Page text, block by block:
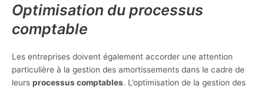
Optimisation du processus
comptable
Les entreprises doivent également accorder une attention
particulière à la gestion des amortissements dans le cadre de
leurs processus comptables. L’optimisation de la gestion des